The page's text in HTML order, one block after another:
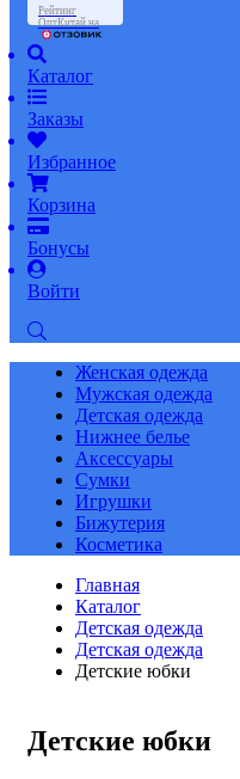
Рейтинг
ОптКитай на
Каталог
Заказы
Избранное
Корзина
Бонусы
Войти
Женская одежда
Мужская одежда
Детская одежда
Нижнее белье
Аксессуары
Сумки
Игрушки
Бижутерия
Косметика
Главная
Каталог
Детская одежда
Детская одежда
Детские юбки
Детские юбки